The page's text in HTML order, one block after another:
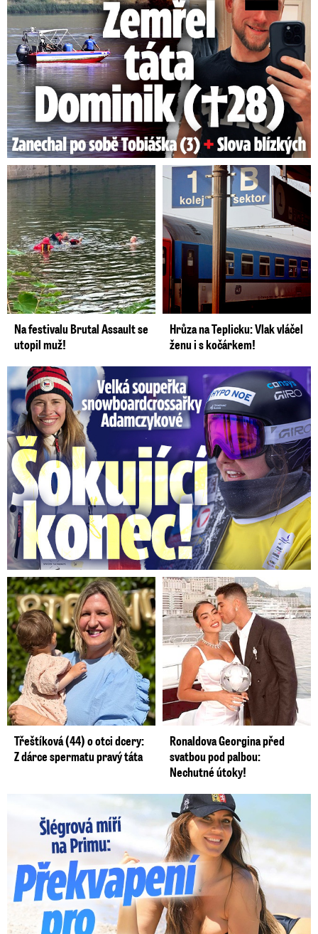
Na festivalu Brutal Assault se
utopil muž!
Hrůza na Teplicku: Vlak vláčel
ženu i s kočárkem!
Velká soupeřka Adamczykové: Šokující konec!
Třeštíková (44) o otci dcery:
Z dárce spermatu pravý táta
Ronaldova Georgina před
svatbou pod palbou:
Nechutné útoky!
Lucie Šlégrová míří na Primu. Překvapení pro sporťáky!